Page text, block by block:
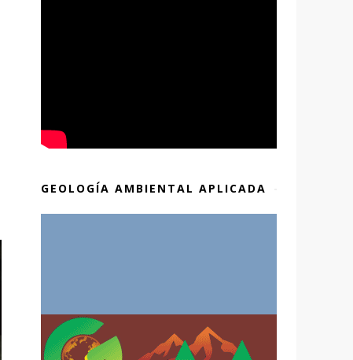
GEOLOGÍA AMBIENTAL APLICADA